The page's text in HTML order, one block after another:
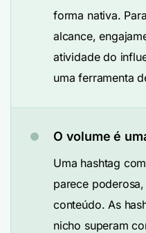
forma nativa.
alcance,
atividade do
uma ferramenta
O volume é
Uma hashtag
parece
conteúdo. As
nicho superam